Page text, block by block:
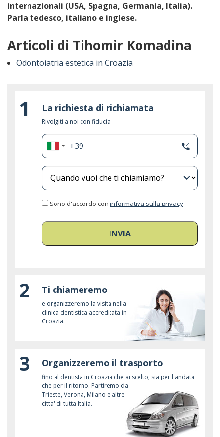
internazionali (USA, Spagna, Germania, Italia).
Parla tedesco, italiano e inglese.
Articoli di Tihomir Komadina
Odontoiatria estetica in Croazia
1 La richiesta di richiamata
Rivolgiti a noi con fiducia
Italia
+39
+39 phone_callback
expand_more
Sono d'accordo con informativa sulla privacy
INVIA
2 Ti chiameremo
e organizzeremo la visita nella
clinica dentistica accreditata in
Croazia.
3 Organizzeremo il trasporto
fino al dentista in Croazia che ai scelto, sia per l'andata
che per il ritorno. Partiremo da
Trieste, Verona, Milano e altre
citta' di tutta Italia.